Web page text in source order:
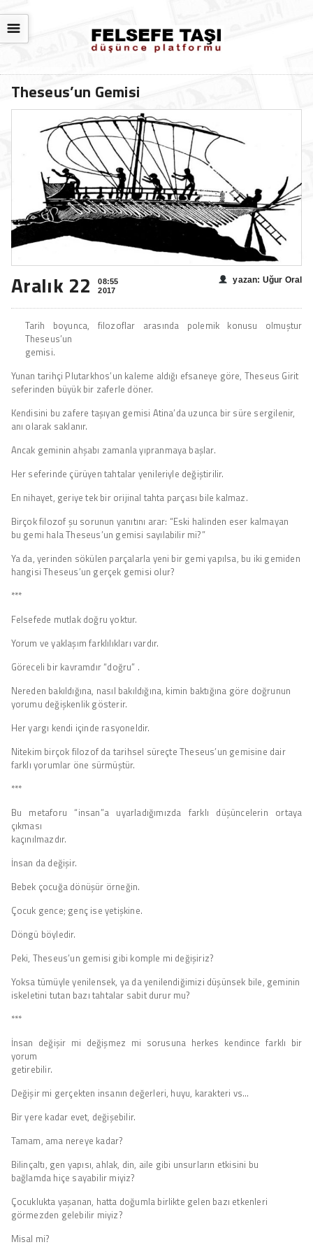
☰
Theseus’un Gemisi
Aralık 22
08:55
2017
yazan: Uğur Oral
Tarih boyunca, filozoflar arasında polemik konusu olmuştur
Theseus’un
gemisi.
Yunan tarihçi Plutarkhos’un kaleme aldığı efsaneye göre, Theseus Girit
seferinden büyük bir zaferle döner.
Kendisini bu zafere taşıyan gemisi Atina’da uzunca bir süre sergilenir,
anı olarak saklanır.
Ancak geminin ahşabı zamanla yıpranmaya başlar.
Her seferinde çürüyen tahtalar yenileriyle değiştirilir.
En nihayet, geriye tek bir orijinal tahta parçası bile kalmaz.
Birçok filozof şu sorunun yanıtını arar: “Eski halinden eser kalmayan
bu gemi hala Theseus’un gemisi sayılabilir mi?”
Ya da, yerinden sökülen parçalarla yeni bir gemi yapılsa, bu iki gemiden
hangisi Theseus’un gerçek gemisi olur?
***
Felsefede mutlak doğru yoktur.
Yorum ve yaklaşım farklılıkları vardır.
Göreceli bir kavramdır “doğru” .
Nereden bakıldığına, nasıl bakıldığına, kimin baktığına göre doğrunun
yorumu değişkenlik gösterir.
Her yargı kendi içinde rasyoneldir.
Nitekim birçok filozof da tarihsel süreçte Theseus’un gemisine dair
farklı yorumlar öne sürmüştür.
***
Bu metaforu “insan”a uyarladığımızda farklı düşüncelerin ortaya
çıkması
kaçınılmazdır.
İnsan da değişir.
Bebek çocuğa dönüşür örneğin.
Çocuk gence; genç ise yetişkine.
Döngü böyledir.
Peki, Theseus’un gemisi gibi komple mi değişiriz?
Yoksa tümüyle yenilensek, ya da yenilendiğimizi düşünsek bile, geminin
iskeletini tutan bazı tahtalar sabit durur mu?
***
İnsan değişir mi değişmez mi sorusuna herkes kendince farklı bir
yorum
getirebilir.
Değişir mi gerçekten insanın değerleri, huyu, karakteri vs…
Bir yere kadar evet, değişebilir.
Tamam, ama nereye kadar?
Bilinçaltı, gen yapısı, ahlak, din, aile gibi unsurların etkisini bu
bağlamda hiçe sayabilir miyiz?
Çocuklukta yaşanan, hatta doğumla birlikte gelen bazı etkenleri
görmezden gelebilir miyiz?
Misal mi?